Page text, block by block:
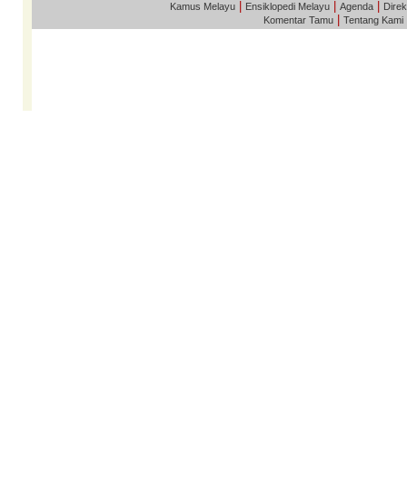
Kamus Melayu
Ensiklopedi Melayu Agenda
Komentar Tamu
Tentang Kami